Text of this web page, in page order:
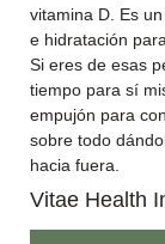
vitamina D. Es
e hidratación
Si eres de esas
tiempo para sí
empujón para
sobre todo
hacia fuera.
Vitae Health